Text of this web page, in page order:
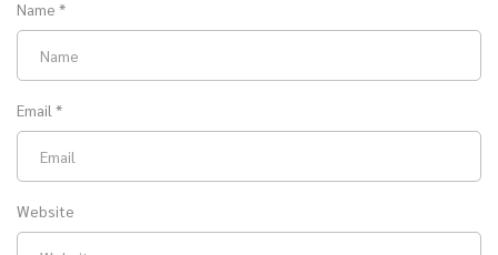
Name *
Email *
Website